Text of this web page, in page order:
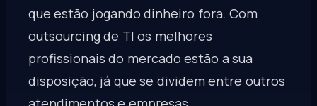
que estão jogando dinheiro fora. Com
outsourcing de TI os melhores
profissionais do mercado estão a sua
disposição, já que se dividem entre outros